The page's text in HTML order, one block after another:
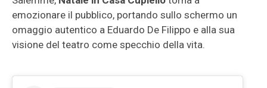
emozionare il pubblico, portando sullo schermo un
omaggio autentico a Eduardo De Filippo e alla sua
visione del teatro come specchio della vita.